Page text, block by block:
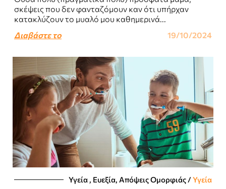
σκέψεις που δεν φανταζόμουν καν ότι υπήρχαν
κατακλύζουν το μυαλό μου καθημερινά...
Διαβάστε το
19/10/2024
Υγεία , Ευεξία, Απόψεις Ομορφιάς​ /Υγεία